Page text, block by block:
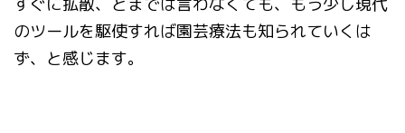
のツールを駆使すれば園芸療法も知られていくは
ず、と感じます。